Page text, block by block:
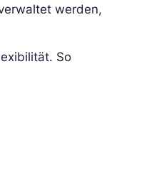
werden,
So